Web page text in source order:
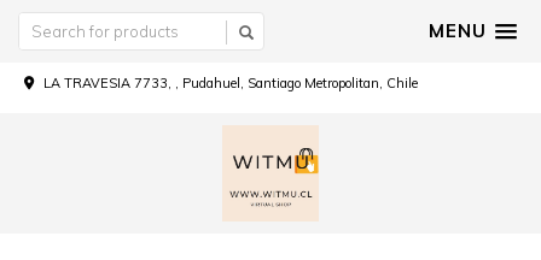
MENU
LA TRAVESIA 7733, , Pudahuel, Santiago Metropolitan, Chile